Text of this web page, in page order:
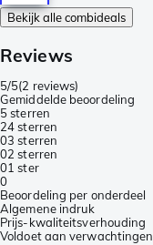
Bekijk alle combideals
Reviews
5/5(2 reviews)
Gemiddelde beoordeling
5 sterren
24 sterren
03 sterren
02 sterren
01 ster
0
Beoordeling per onderdeel
Algemene indruk
Prijs-kwaliteitsverhouding
Voldoet aan verwachtingen